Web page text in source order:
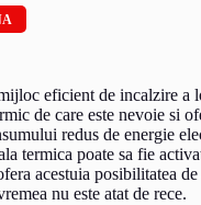
eficient de incalzire a
de care este nevoie si
redus de energie
termica poate sa fie
acestuia posibilitatea de
nu este atat de rece.